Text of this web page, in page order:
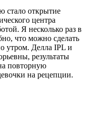
стало открытие
центра
Я несколько раз в
что можно сделать
утром. Делла IPL и
результаты
повторную
на рецепции.